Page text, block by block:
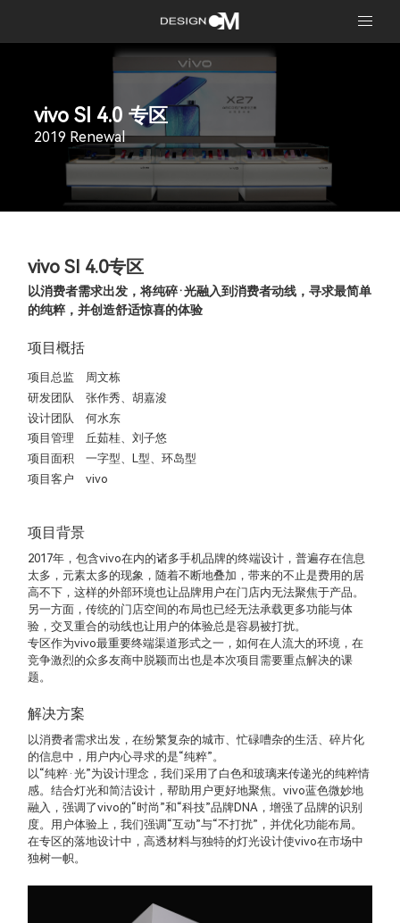
vivo SI 4.0 专区
2019 Renewal
vivo SI 4.0专区
以消费者需求出发，将纯碎·光融入到消费者动线，寻求最简单
的纯粹，并创造舒适惊喜的体验
项目概括
项目总监
周文栋
研发团队
张作秀、胡嘉浚
设计团队
何水东
项目管理
丘茹桂、刘子悠
项目面积
一字型、L型、环岛型
项目客户
vivo
项目背景
2017年，包含vivo在内的诸多手机品牌的终端设计，普遍存在信息
太多，元素太多的现象，随着不断地叠加，带来的不止是费用的居
高不下，这样的外部环境也让品牌用户在门店内无法聚焦于产品。
另一方面，传统的门店空间的布局也已经无法承载更多功能与体
验，交叉重合的动线也让用户的体验总是容易被打扰。
专区作为vivo最重要终端渠道形式之一，如何在人流大的环境，在
竞争激烈的众多友商中脱颖而出也是本次项目需要重点解决的课
题。
解决方案
以消费者需求出发，在纷繁复杂的城市、忙碌嘈杂的生活、碎片化
的信息中，用户内心寻求的是“纯粹”。
以“纯粹·光”为设计理念，我们采用了白色和玻璃来传递光的纯粹情
感。结合灯光和简洁设计，帮助用户更好地聚焦。vivo蓝色微妙地
融入，强调了vivo的“时尚”和“科技”品牌DNA，增强了品牌的识别
度。用户体验上，我们强调“互动”与“不打扰”，并优化功能布局。
在专区的落地设计中，高透材料与独特的灯光设计使vivo在市场中
独树一帜。